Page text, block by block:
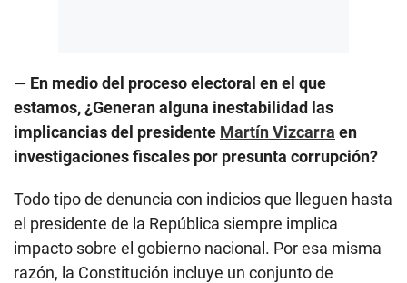
— En medio del proceso electoral en el que
estamos, ¿Generan alguna inestabilidad las
implicancias del presidente Martín Vizcarra en
investigaciones fiscales por presunta corrupción?
Todo tipo de denuncia con indicios que lleguen hasta
el presidente de la República siempre implica
impacto sobre el gobierno nacional. Por esa misma
razón, la Constitución incluye un conjunto de